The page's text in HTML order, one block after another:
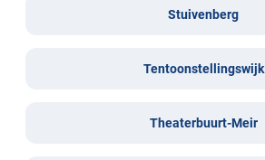
Stuivenberg
Tentoonstellingswijk
Theaterbuurt-Meir